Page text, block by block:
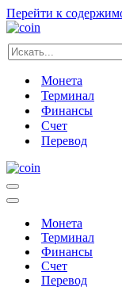
Перейти к
Искать...
Монета
Терминал
Финансы
Счет
Перевод
Меню
навигации
Меню
навигацииМонета
Терминал
Финансы
Счет
Перевод